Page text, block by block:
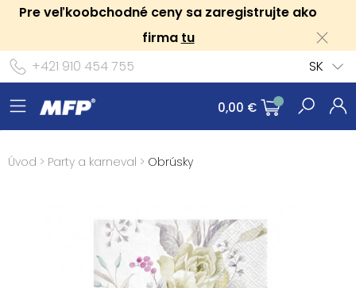
Pre veľkoobchodné ceny sa zaregistrujte ako
firma tu
+421 910 454 755
SK
0,00 €
Úvod > Party a karneval > Obrúsky